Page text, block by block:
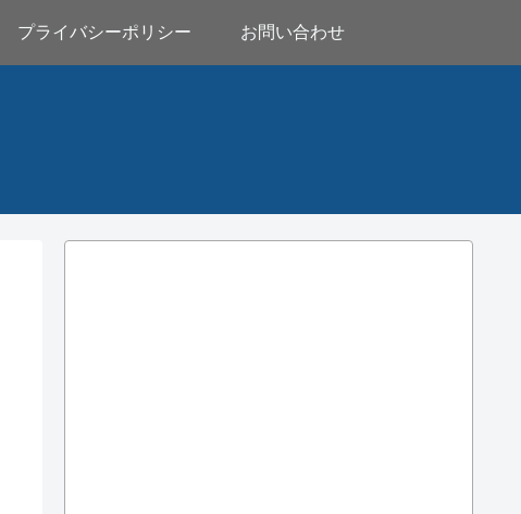
プライバシーポリシー お問い合わせ